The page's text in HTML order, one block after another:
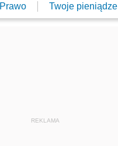
Prawo Twoje pieniądze